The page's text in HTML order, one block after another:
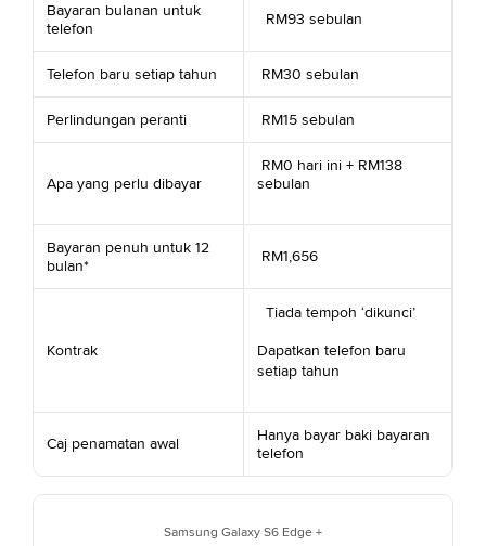
Bayaran bulanan untuk
telefon
RM93 sebulan
Telefon baru setiap tahun RM30 sebulan
Perlindungan peranti RM15 sebulan
Apa yang perlu dibayar
RM0 hari ini + RM138
sebulan
Bayaran penuh untuk 12
bulan*
RM1,656
Kontrak
Tiada tempoh ‘dikunci’
Dapatkan telefon baru
setiap tahun
Caj penamatan awal
Hanya bayar baki bayaran
telefon
Samsung Galaxy S6 Edge +